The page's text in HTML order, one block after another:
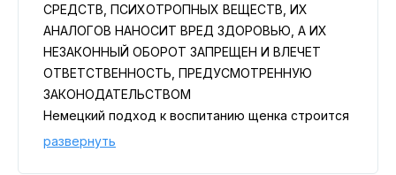
СРЕДСТВ, ПСИХОТРОПНЫХ ВЕЩЕСТВ, ИХ
АНАЛОГОВ НАНОСИТ ВРЕД ЗДОРОВЬЮ, А ИХ
НЕЗАКОННЫЙ ОБОРОТ ЗАПРЕЩЕН И ВЛЕЧЕТ
ОТВЕТСТВЕННОСТЬ, ПРЕДУСМОТРЕННУЮ
ЗАКОНОДАТЕЛЬСТВОМ
Немецкий подход к воспитанию щенка строится
на умении читать язык тела, понимать эмоции и
развернуть